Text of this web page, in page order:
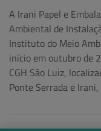
A Irani Papel e
Ambiental de
Instituto do Meio
início em outubro de
CGH São Luiz,
Ponte Serrada e